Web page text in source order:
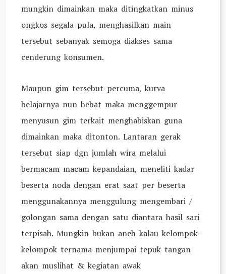
mungkin dimainkan maka ditingkatkan minus
ongkos segala pula, menghasilkan main
tersebut sebanyak semoga diakses sama
cenderung konsumen.
Maupun gim tersebut percuma, kurva
belajarnya nun hebat maka menggempur
menyusun gim terkait menghabiskan guna
dimainkan maka ditonton. Lantaran gerak
tersebut siap dgn jumlah wira melalui
bermacam macam kepandaian, meneliti kadar
beserta noda dengan erat saat per beserta
menggunakannya menggulung mengembari /
golongan sama dengan satu diantara hasil sari
terpisah. Mungkin bukan aneh kalau kelompok-
kelompok ternama menjumpai tepuk tangan
akan muslihat & kegiatan awak